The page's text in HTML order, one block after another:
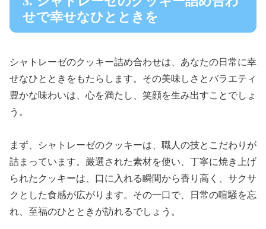
せで幸せなひとときを
シャトレーゼのクッキー詰め合わせは、あなたの日常に幸
せなひとときをもたらします。その美味しさとバラエティ
豊かな味わいは、心を満たし、笑顔を生み出すことでしょ
う。
まず、シャトレーゼのクッキーは、職人の技とこだわりが
詰まっています。厳選された素材を使い、丁寧に焼き上げ
られたクッキーは、口に入れる瞬間から香り高く、サクサ
クとした食感が広がります。その一口で、日常の喧騒を忘
れ、至福のひとときが訪れるでしょう。